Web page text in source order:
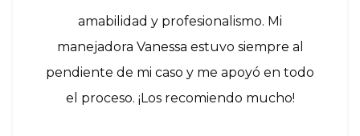
amabilidad y profesionalismo. Mi
manejadora Vanessa estuvo siempre al
pendiente de mi caso y me apoyó en todo
el proceso. ¡Los recomiendo mucho!